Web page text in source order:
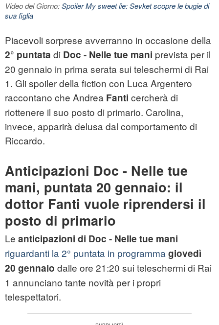
Video del Giorno:Spoiler My sweet lie: Sevket scopre le bugie di
sua figlia
Piacevoli sorprese avverranno in occasione della
2° puntata di Doc - Nelle tue mani prevista per il
20 gennaio in prima serata sui teleschermi di Rai
1. Gli spoiler della fiction con Luca Argentero
raccontano che Andrea Fanti cercherà di
riottenere il suo posto di primario. Carolina,
invece, apparirà delusa dal comportamento di
Riccardo.
Anticipazioni Doc - Nelle tue
mani, puntata 20 gennaio: il
dottor Fanti vuole riprendersi il
posto di primario
Le anticipazioni di Doc - Nelle tue mani
riguardanti la 2° puntata in programma giovedì
20 gennaio dalle ore 21:20 sui teleschermi di Rai
1 annunciano tante novità per i propri
telespettatori.